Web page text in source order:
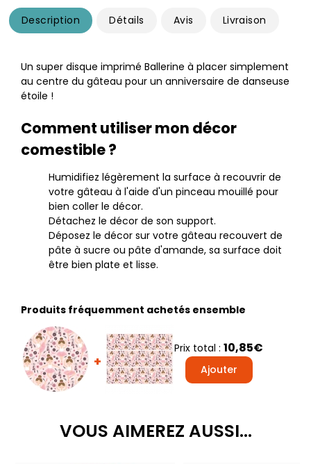
Description Détails Avis Livraison
Un super disque imprimé Ballerine à placer simplement
au centre du gâteau pour un anniversaire de danseuse
étoile !
Comment utiliser mon décor
comestible ?
Humidifiez légèrement la surface à recouvrir de
votre gâteau à l'aide d'un pinceau mouillé pour
bien coller le décor.
Détachez le décor de son support.
Déposez le décor sur votre gâteau recouvert de
pâte à sucre ou pâte d'amande, sa surface doit
être bien plate et lisse.
Produits fréquemment achetés ensemble
+
Prix total : 10,85€
Ajouter
VOUS AIMEREZ AUSSI...